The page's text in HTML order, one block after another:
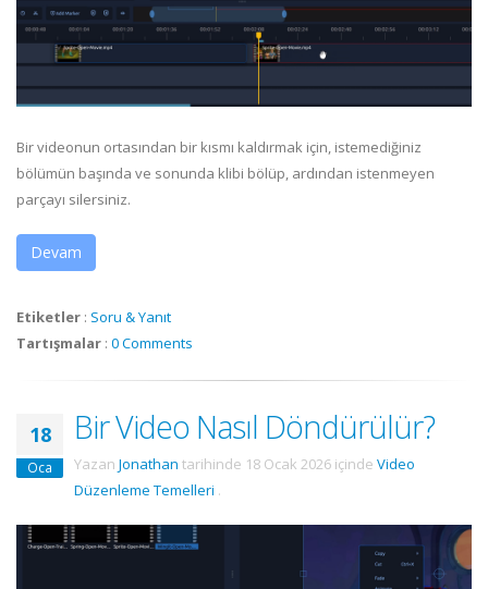
Bir videonun ortasından bir kısmı kaldırmak için, istemediğiniz
bölümün başında ve sonunda klibi bölüp, ardından istenmeyen
parçayı silersiniz.
Devam
Etiketler : Soru & Yanıt
Tartışmalar : 0 Comments
18
Oca
Bir Video Nasıl Döndürülür?
Yazan Jonathan tarihinde 18 Ocak 2026 içinde Video
Düzenleme Temelleri .